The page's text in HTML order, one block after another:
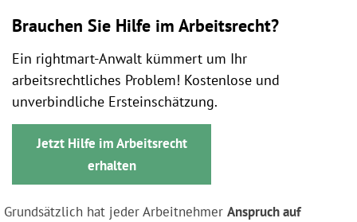
Brauchen Sie Hilfe im Arbeitsrecht?
Ein rightmart-Anwalt kümmert um Ihr
arbeitsrechtliches Problem! Kostenlose und
unverbindliche Ersteinschätzung.
Jetzt Hilfe im Arbeitsrecht
erhalten
Grundsätzlich hat jeder Arbeitnehmer Anspruch auf